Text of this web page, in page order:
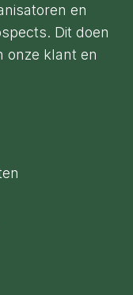
en
Dit doen
onze klant en